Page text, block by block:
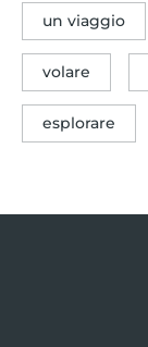
un viaggio
volare
esplorare